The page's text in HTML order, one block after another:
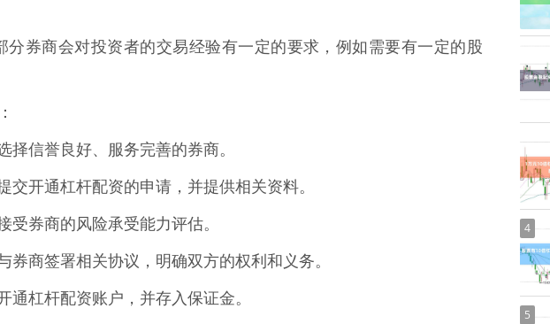
分券商会对投资者的交易经验有一定的要求，例如需要有一定的股
择信誉良好、服务完善的券商。
交开通杠杆配资的申请，并提供相关资料。
受券商的风险承受能力评估。
券商签署相关协议，明确双方的权利和义务。
通杠杆配资账户，并存入保证金。
4
5